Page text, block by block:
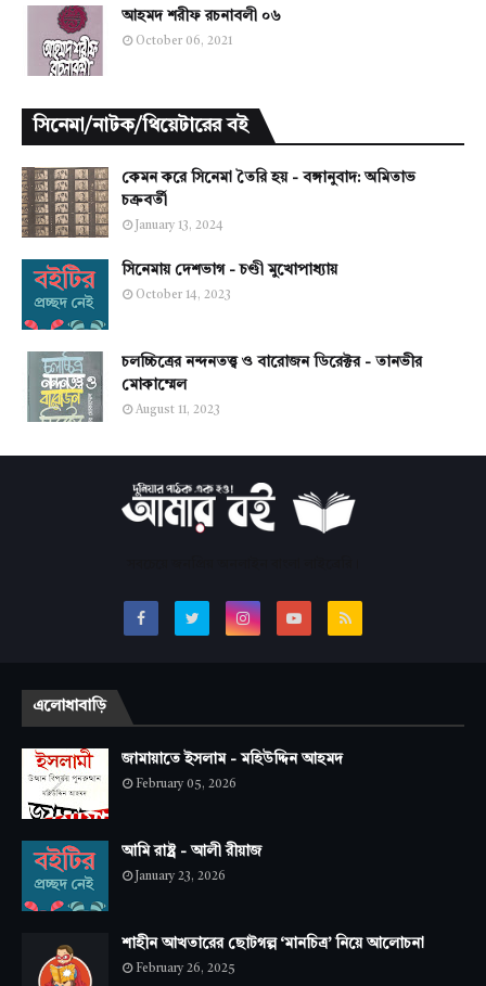
আহমদ শরীফ রচনাবলী ০৬
October 06, 2021
সিনেমা/নাটক/থিয়েটারের বই
কেমন করে সিনেমা তৈরি হয় - বঙ্গানুবাদ: অমিতাভ
চক্রবর্তী
January 13, 2024
সিনেমায় দেশভাগ - চণ্ডী মুখোপাধ্যায়
October 14, 2023
চলচ্চিত্রের নন্দনতত্ত্ব ও বারোজন ডিরেক্টর - তানভীর
মোকাম্মেল
August 11, 2023
এলোধাবাড়ি
জামায়াতে ইসলাম - মহিউদ্দিন আহমদ
February 05, 2026
আমি রাষ্ট্র - আলী রীয়াজ
January 23, 2026
শাহীন আখতারের ছোটগল্প ‘মানচিত্র’ নিয়ে আলোচনা
February 26, 2025